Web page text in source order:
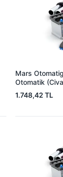
Mars
Otomatik
1.748,42 TL